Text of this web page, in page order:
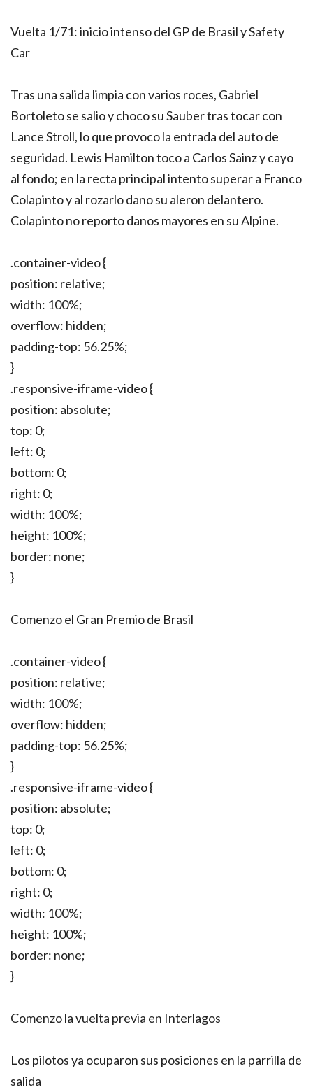
Vuelta 1/71: inicio intenso del GP de Brasil y Safety
Car
Tras una salida limpia con varios roces, Gabriel
Bortoleto se salio y choco su Sauber tras tocar con
Lance Stroll, lo que provoco la entrada del auto de
seguridad. Lewis Hamilton toco a Carlos Sainz y cayo
al fondo; en la recta principal intento superar a Franco
Colapinto y al rozarlo dano su aleron delantero.
Colapinto no reporto danos mayores en su Alpine.
.container-video {
position: relative;
width: 100%;
overflow: hidden;
padding-top: 56.25%;
}
.responsive-iframe-video {
position: absolute;
top: 0;
left: 0;
bottom: 0;
right: 0;
width: 100%;
height: 100%;
border: none;
}
Comenzo el Gran Premio de Brasil
.container-video {
position: relative;
width: 100%;
overflow: hidden;
padding-top: 56.25%;
}
.responsive-iframe-video {
position: absolute;
top: 0;
left: 0;
bottom: 0;
right: 0;
width: 100%;
height: 100%;
border: none;
}
Comenzo la vuelta previa en Interlagos
Los pilotos ya ocuparon sus posiciones en la parrilla de
salida